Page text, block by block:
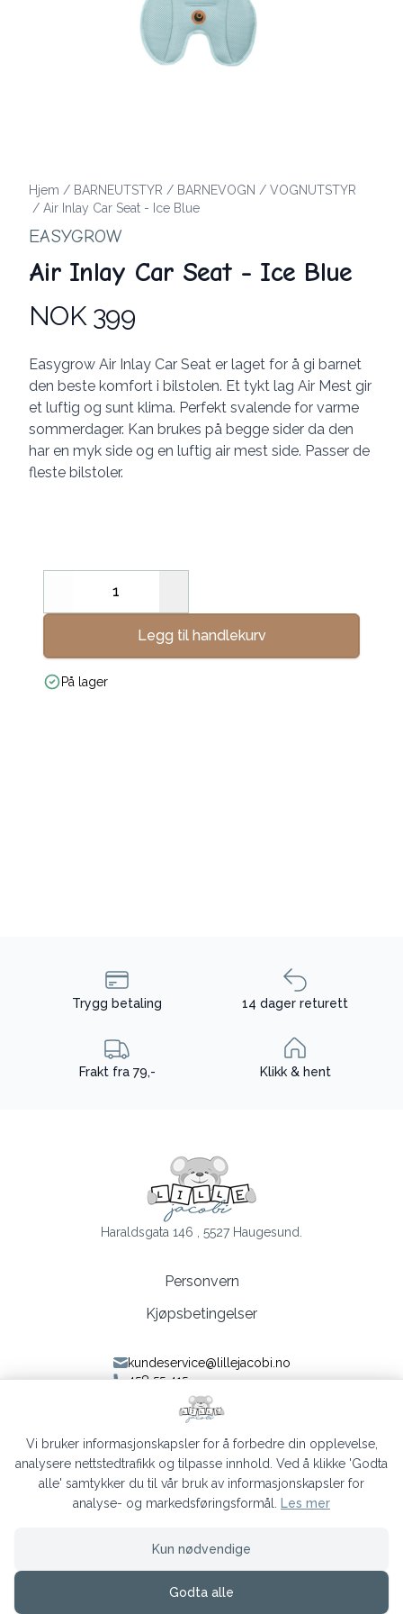
Hjem / BARNEUTSTYR / BARNEVOGN / VOGNUTSTYR
/ Air Inlay Car Seat - Ice Blue
EASYGROW
Air Inlay Car Seat - Ice Blue
Produktdetaljer
NOK 399
Description
Easygrow Air Inlay Car Seat er laget for å gi barnet
den beste komfort i bilstolen. Et tykt lag Air Mest gir
et luftig og sunt klima. Perfekt svalende for varme
sommerdager. Kan brukes på begge sider da den
har en myk side og en luftig air mest side. Passer de
fleste bilstoler.
Decrease
Legg til handlekurv
På lager
Trygg betaling 14 dager returett
Frakt fra 79,- Klikk & hent
Haraldsgata 146 , 5527 Haugesund.
Personvern
Kjøpsbetingelser
kundeservice@lillejacobi.no
458 55 415
Følg oss på Facebook
Følg oss på Instagram
Siden driftes avShoplabs
Vi bruker informasjonskapsler for å forbedre din opplevelse,
analysere nettstedtrafikk og tilpasse innhold. Ved å klikke 'Godta
alle' samtykker du til vår bruk av informasjonskapsler for
analyse- og markedsføringsformål.
Les mer
Kun nødvendige
Godta alle